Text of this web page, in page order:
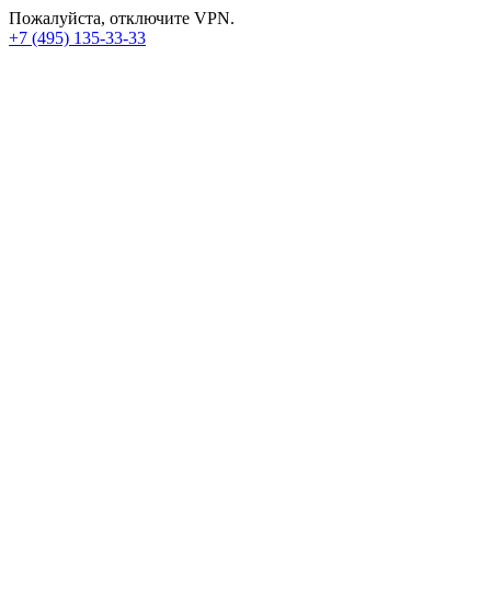
Пожалуйста, отключите VPN.
+7 (495) 135-33-33